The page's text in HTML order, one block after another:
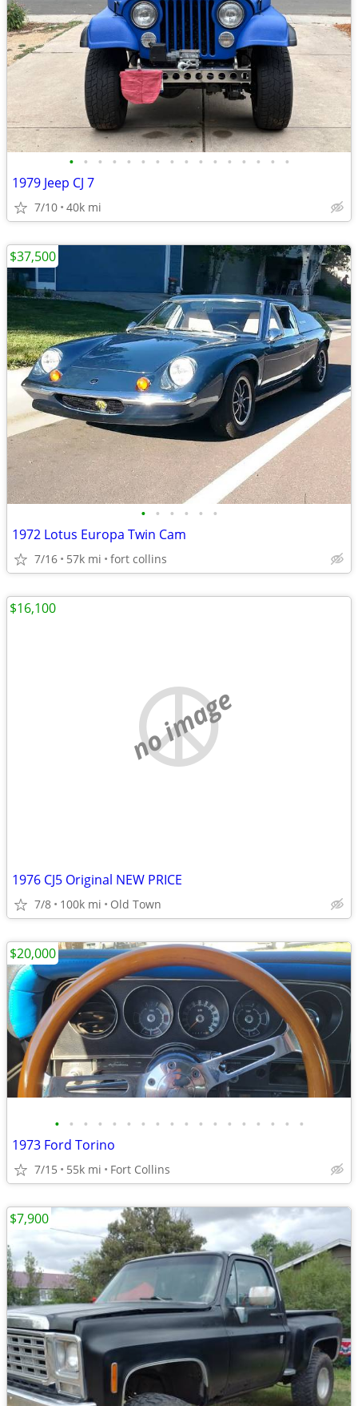
• • • • • • • • • • • • • • • •
1979 Jeep CJ 7
7/10 40k mi
• • • • • •
1972 Lotus Europa Twin Cam
7/16 57k mi fort collins
$37,500
no image
1976 CJ5 Original NEW PRICE
7/8 100k mi Old Town
$16,100
• • • • • • • • • • • • • • • • • •
1973 Ford Torino
7/15 55k mi Fort Collins
$20,000
$7,900